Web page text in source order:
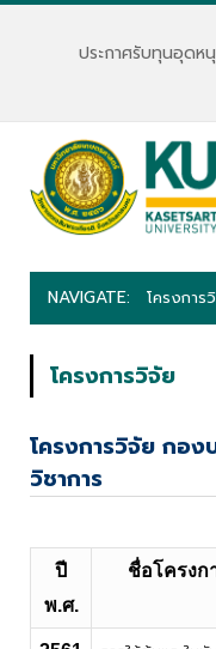
ประกาศรับทุนอุดห
NAVIGATE: โครงการ
โครงการวิจัย
โครงการวิจัย กอง
วิชาการ
ปี
พ.ศ.
ชื่อโครงก